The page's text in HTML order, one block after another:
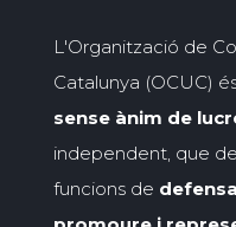
L'Organització de
Catalunya (OCUC)
sense ànim de
independent, que
funcions de